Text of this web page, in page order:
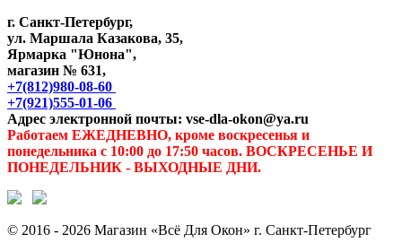
г. Санкт-Петербург,
ул. Маршала Казакова, 35,
Ярмарка "Юнона",
магазин № 631,
+7(812)980-08-60
+7(921)555-01-06
Адрес электронной почты: vse-dla-okon@ya.ru
Работаем ЕЖЕДНЕВНО, кроме воскресенья и
понедельника с 10:00 до 17:50 часов. ВОСКРЕСЕНЬЕ И
ПОНЕДЕЛЬНИК - ВЫХОДНЫЕ ДНИ.
© 2016 - 2026 Магазин «Всё Для Окон» г. Санкт-Петербург